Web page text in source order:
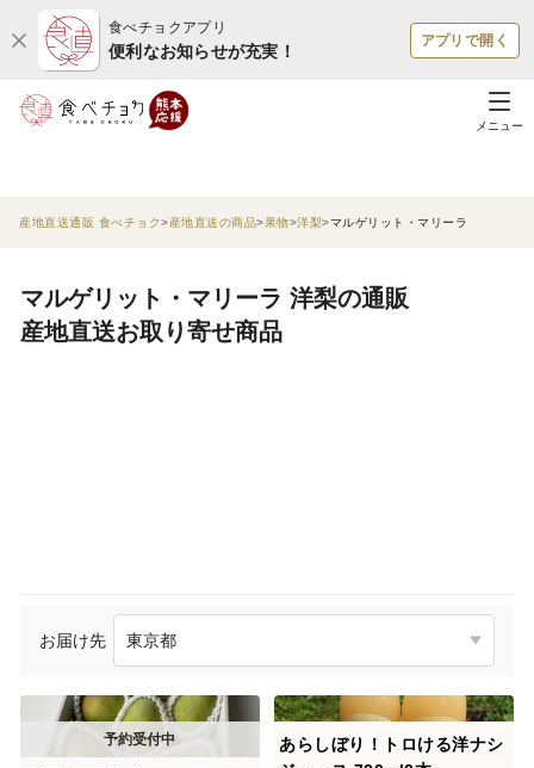
食べチョクアプリ
便利なお知らせが充実！
アプリで開く
メニュー
産地直送通販 食べチョク 産地直送の商品 果物 洋梨 マルゲリット・マリーラ
マルゲリット・マリーラ 洋梨の通販
産地直送お取り寄せ商品
お届け先
あらしぼり！トロける洋ナシ